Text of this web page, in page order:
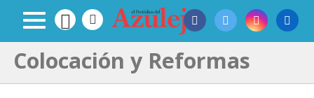
Colocación y Reformas